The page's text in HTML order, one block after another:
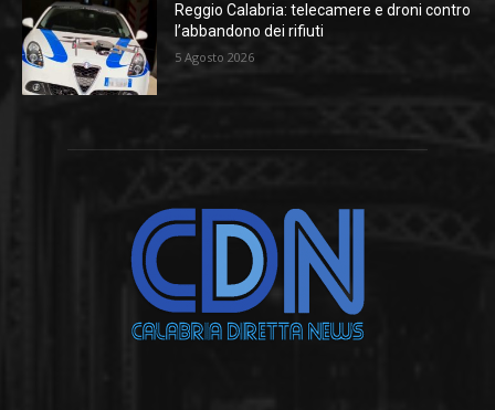
Reggio Calabria: telecamere e droni contro
l’abbandono dei rifiuti
5 Agosto 2026